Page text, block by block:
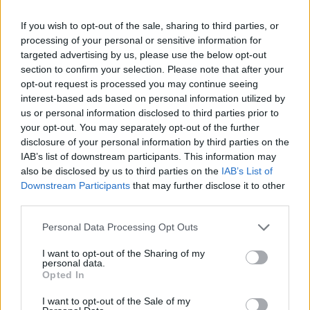
If you wish to opt-out of the sale, sharing to third parties, or
processing of your personal or sensitive information for
targeted advertising by us, please use the below opt-out
section to confirm your selection. Please note that after your
opt-out request is processed you may continue seeing
interest-based ads based on personal information utilized by
us or personal information disclosed to third parties prior to
your opt-out. You may separately opt-out of the further
disclosure of your personal information by third parties on the
IAB’s list of downstream participants. This information may
also be disclosed by us to third parties on the IAB’s List of
Downstream Participants that may further disclose it to other
Personal Data Processing Opt Outs
I want to opt-out of the Sharing of my
personal data.
Opted In
I want to opt-out of the Sale of my
με δύναμη λουλούδια μαζί με τα πανέρια
και η τραγουδίστρια ανταπέδωσε
αμέσως.
«Τα κάνετε κάφρους και κτήνη
χωρίς ενσυναίσθηση»: Ο Τάσος
Δούσης...δικάζει
ΠΡΙΝ 10 ΏΡΕΣ
Αφορμή στάθηκαν δύο πραγματικά
περιστατικά των καλοκαιρινών
διακοπών
Μυστική γαμήλια γιορτή για
πολυτελές κτήμα με
απαγόρευση κινητών
Η εκδήλωση διοργανώθηκε με